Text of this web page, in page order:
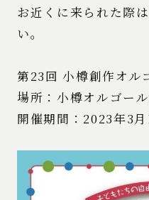
お近くに来られた際
い。
第23回 小樽創作オル
場所：小樽オルゴー
開催期間：2023年3